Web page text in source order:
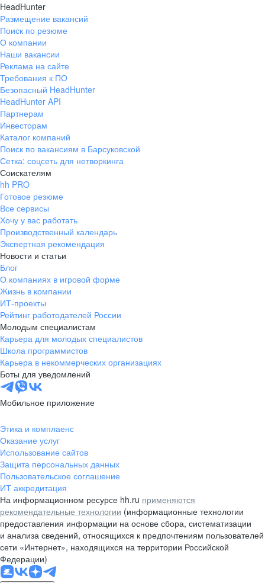
HeadHunter
Размещение вакансий
Поиск по резюме
О компании
Наши вакансии
Реклама на сайте
Требования к ПО
Безопасный HeadHunter
HeadHunter API
Партнерам
Инвесторам
Каталог компаний
Поиск по вакансиям в Барсуковской
Сетка: соцсеть для нетворкинга
Соискателям
hh PRO
Готовое резюме
Все сервисы
Хочу у вас работать
Производственный календарь
Экспертная рекомендация
Новости и статьи
Блог
О компаниях в игровой форме
Жизнь в компании
ИТ-проекты
Рейтинг работодателей России
Молодым специалистам
Карьера для молодых специалистов
Школа программистов
Карьера в некоммерческих организациях
Боты для уведомлений
Мобильное приложение
Этика и комплаенс
Оказание услуг
Использование сайтов
Защита персональных данных
Пользовательское соглашение
ИТ аккредитация
На информационном ресурсе hh.ru применяются
рекомендательные технологии (информационные технологии
предоставления информации на основе сбора, систематизации
и анализа сведений, относящихся к предпочтениям пользователей
сети «Интернет», находящихся на территории Российской
Федерации)